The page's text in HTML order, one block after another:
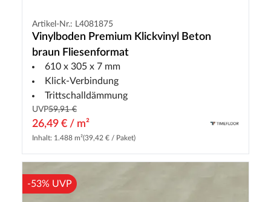
Artikel-Nr.: L4081875
Vinylboden Premium Klickvinyl Beton
braun Fliesenformat
610 x 305 x 7 mm
Klick-Verbindung
Trittschalldämmung
UVP59,91 €
26,49 € / m²
Inhalt: 1.488 m²(39,42 € / Paket)
-53% UVP